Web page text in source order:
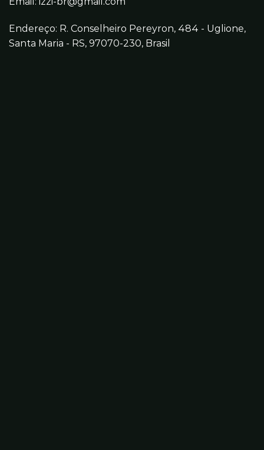
Endereço: R. Conselheiro Pereyron, 484 - Uglione,
Santa Maria - RS, 97070-230, Brasil